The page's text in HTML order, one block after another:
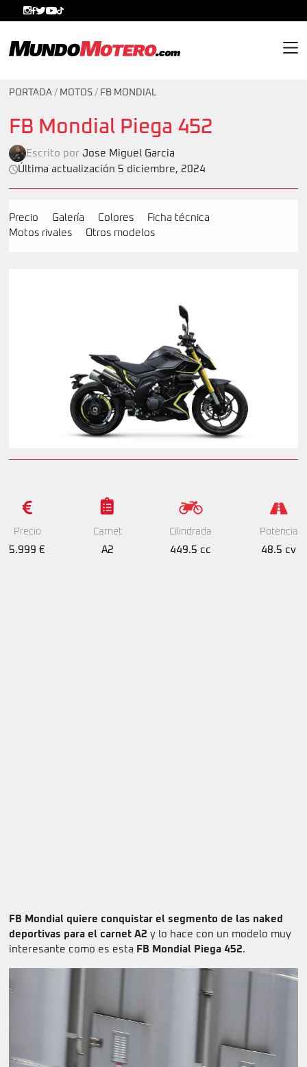
PORTADA / MOTOS / FB MONDIAL
FB Mondial Piega 452
Escrito por Jose Miguel Garcia
Última actualización 5 diciembre, 2024
Precio Galería Colores
Ficha técnica
Motos rivales
Otros modelos
Precio
5.999 €
Carnet
A2
Cilindrada
449.5 cc
Potencia
48.5 cv
FB Mondial quiere conquistar el segmento de las naked
deportivas para el carnet A2 y lo hace con un modelo muy
interesante como es esta FB Mondial Piega 452.